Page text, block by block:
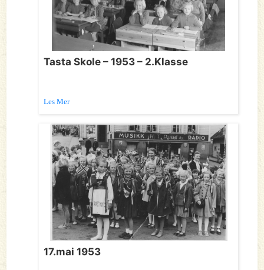
Tasta Skole – 1953 – 2.Klasse
Les Mer
17.mai 1953